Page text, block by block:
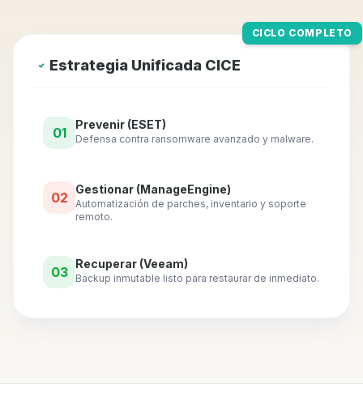
CICLO COMPLETO
Estrategia Unificada CICE
01
Prevenir (ESET)
Defensa contra ransomware avanzado y malware.
02
Gestionar (ManageEngine)
Automatización de parches, inventario y soporte
remoto.
03
Recuperar (Veeam)
Backup inmutable listo para restaurar de inmediato.